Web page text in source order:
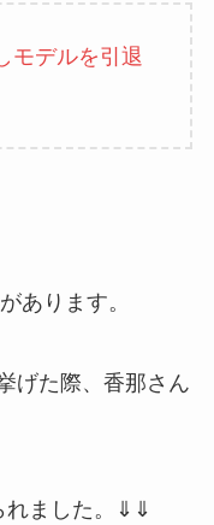
モデルを引退
あります。
げた際、香那さん
れました。⇓⇓